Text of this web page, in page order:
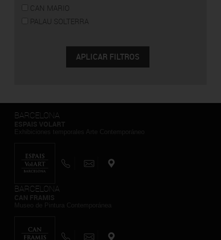
CAN MARIO
PALAU SOLTERRA
BARCELONA
BARCELONA